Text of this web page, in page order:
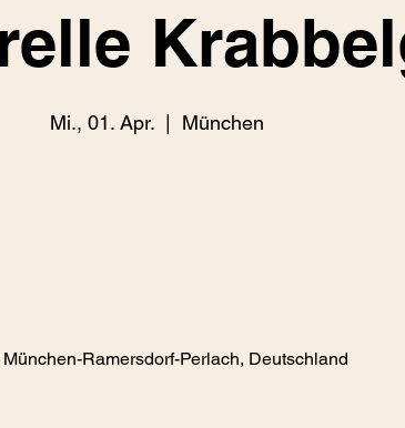
Mi., 01. Apr.
  |
München
Ramersdorf-Perlach, Deutschland